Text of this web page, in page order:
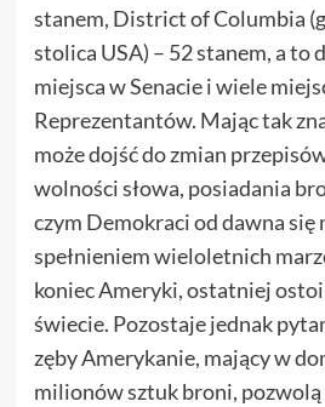
stanem, District of Columbia
stolica USA) – 52 stanem, a to
miejsca w Senacie i wiele
Reprezentantów. Mając tak
może dojść do zmian
wolności słowa, posiadania
czym Demokraci od dawna się
spełnieniem wieloletnich
koniec Ameryki, ostatniej
świecie. Pozostaje jednak
zęby Amerykanie, mający w
milionów sztuk broni, pozwolą